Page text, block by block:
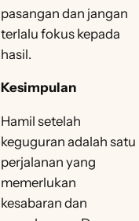
pasangan dan jangan
terlalu fokus kepada
hasil.
Kesimpulan
Hamil setelah
keguguran adalah satu
perjalanan yang
memerlukan
kesabaran dan